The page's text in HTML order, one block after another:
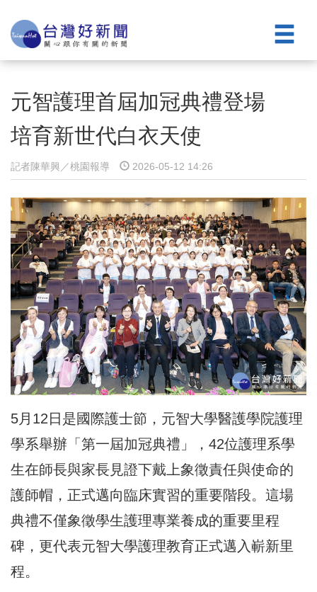
元智護理首屆加冠典禮登場
培育新世代白衣天使
記者陳華興／桃園報導 2026-05-12 14:26
5月12日是國際護士節，元智大學醫護學院護理
學系舉辦「第一屆加冠典禮」，42位護理系學
生在師長與家長見證下戴上象徵責任與使命的
護師帽，正式邁向臨床實習的重要階段。這場
典禮不僅象徵學生護理專業養成的重要里程
碑，更代表元智大學護理教育正式邁入嶄新里
程。